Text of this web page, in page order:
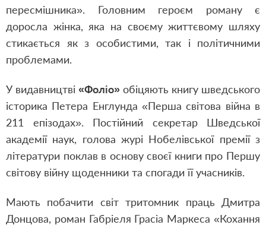
пересмішника». Головним героєм роману є
доросла жінка, яка на своєму життєвому шляху
стикається як з особистими, так і політичними
проблемами.
У видавництві «Фоліо» обіцяють книгу шведського
історика Петера Енглунда «Перша світова війна в
211 епізодах». Постійний секретар Шведської
академії наук, голова журі Нобелівської премії з
літератури поклав в основу своєї книги про Першу
світову війну щоденники та спогади її учасників.
Мають побачити світ тритомник праць Дмитра
Донцова, роман Габріеля Грасіа Маркеса «Кохання